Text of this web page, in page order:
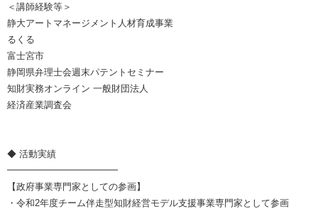
＜講師経験等＞
静大アートマネージメント人材育成事業
るくる
富士宮市
静岡県弁理士会週末パテントセミナー
知財実務オンライン 一般財団法人
経済産業調査会
◆ 活動実績
━━━━━━━━━━━━
【政府事業専門家としての参画】
・令和2年度チーム伴走型知財経営モデル支援事業専門家として参画